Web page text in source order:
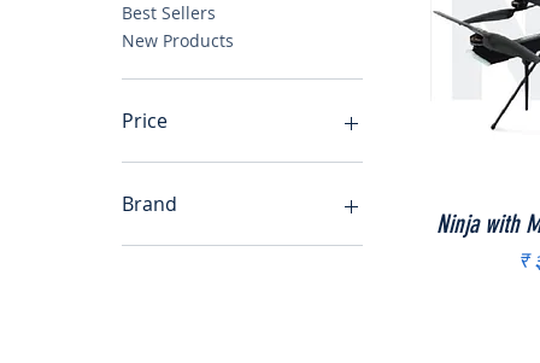
Best Sellers
New Products
Price
₹ १४,५००
Brand
DJI
Ninja with
₹